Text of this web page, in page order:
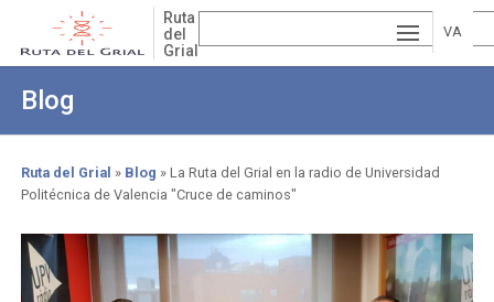
main
Ruta
del
Grial
VA
Blog
Breadcrumb
Ruta del Grial Blog
La Ruta del Grial en la radio de Universidad
Politécnica de Valencia "Cruce de caminos"